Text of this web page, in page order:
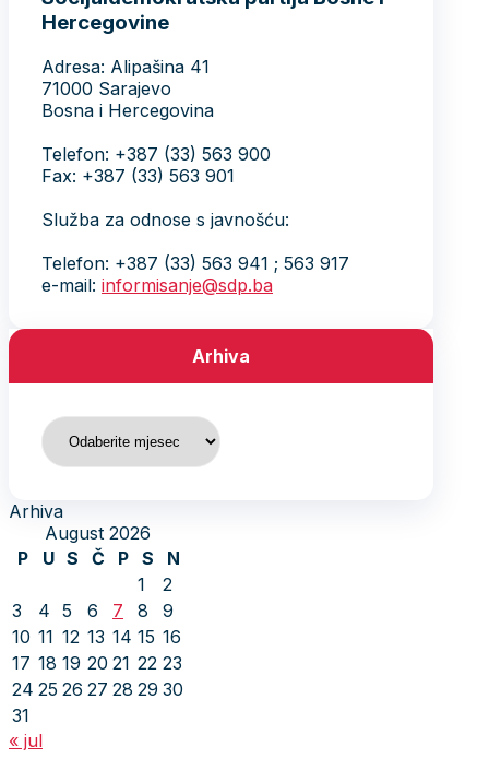
Hercegovine
Adresa: Alipašina 41
71000 Sarajevo
Bosna i Hercegovina
Telefon: +387 (33) 563 900
Fax: +387 (33) 563 901
Služba za odnose s javnošću:
Telefon: +387 (33) 563 941 ; 563 917
e-mail: informisanje@sdp.ba
Arhiva
Arhiva
Arhiva
August 2026
P
U S Č P S
N
1
2
3
4 5 6 7 8
9
10 11 12 13 14 15 16
17 18 19 20 21 22 23
24 25 26 27 28 29 30
31
« jul